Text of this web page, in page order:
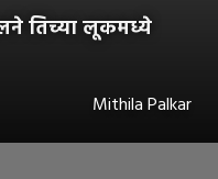
तिच्या लूकमध्ये
Mithila Palkar